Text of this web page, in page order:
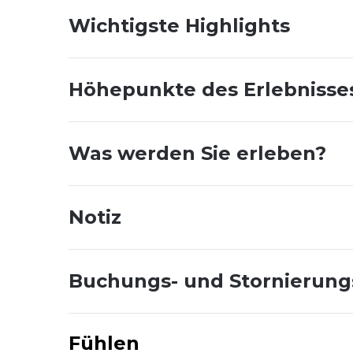
Wichtigste Highlights
Höhepunkte des
Was werden Sie erleben?
Notiz
Buchungs- und
Fühlen